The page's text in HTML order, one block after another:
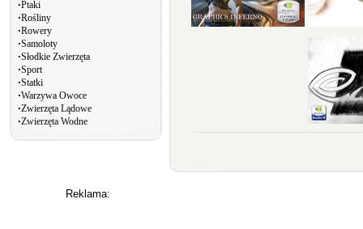
∙Ptaki
∙Rośliny
∙Rowery
∙Samoloty
∙Słodkie Zwierzęta
∙Sport
∙Statki
∙Warzywa Owoce
∙Zwierzęta Lądowe
∙Zwierzęta Wodne
Reklama: